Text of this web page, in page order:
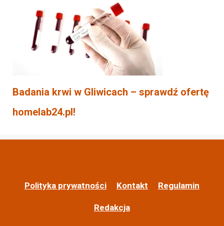
Badania krwi w Gliwicach – sprawdź ofertę
homelab24.pl!
Polityka prywatności Kontakt Regulamin
Redakcja